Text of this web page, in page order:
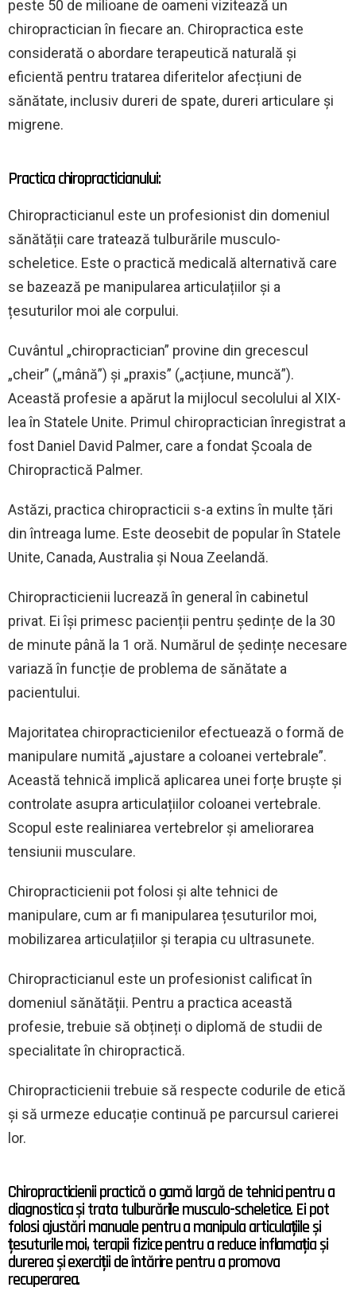
peste 50 de milioane de oameni vizitează un
chiropractician în fiecare an. Chiropractica este
considerată o abordare terapeutică naturală și
eficientă pentru tratarea diferitelor afecțiuni de
sănătate, inclusiv dureri de spate, dureri articulare și
migrene.
Practica chiropracticianului:
Chiropracticianul este un profesionist din domeniul
sănătății care tratează tulburările musculo-
scheletice. Este o practică medicală alternativă care
se bazează pe manipularea articulațiilor și a
țesuturilor moi ale corpului.
Cuvântul „chiropractician” provine din grecescul
„cheir” („mână”) și „praxis” („acțiune, muncă”).
Această profesie a apărut la mijlocul secolului al XIX-
lea în Statele Unite. Primul chiropractician înregistrat a
fost Daniel David Palmer, care a fondat Școala de
Chiropractică Palmer.
Astăzi, practica chiropracticii s-a extins în multe țări
din întreaga lume. Este deosebit de popular în Statele
Unite, Canada, Australia și Noua Zeelandă.
Chiropracticienii lucrează în general în cabinetul
privat. Ei își primesc pacienții pentru ședințe de la 30
de minute până la 1 oră. Numărul de ședințe necesare
variază în funcție de problema de sănătate a
pacientului.
Majoritatea chiropracticienilor efectuează o formă de
manipulare numită „ajustare a coloanei vertebrale”.
Această tehnică implică aplicarea unei forțe bruște și
controlate asupra articulațiilor coloanei vertebrale.
Scopul este realiniarea vertebrelor și ameliorarea
tensiunii musculare.
Chiropracticienii pot folosi și alte tehnici de
manipulare, cum ar fi manipularea țesuturilor moi,
mobilizarea articulațiilor și terapia cu ultrasunete.
Chiropracticianul este un profesionist calificat în
domeniul sănătății. Pentru a practica această
profesie, trebuie să obțineți o diplomă de studii de
specialitate în chiropractică.
Chiropracticienii trebuie să respecte codurile de etică
și să urmeze educație continuă pe parcursul carierei
lor.
Chiropracticienii practică o gamă largă de tehnici pentru a
diagnostica și trata tulburările musculo-scheletice. Ei pot
folosi ajustări manuale pentru a manipula articulațiile și
țesuturile moi, terapii fizice pentru a reduce inflamația și
durerea și exerciții de întărire pentru a promova
recuperarea.